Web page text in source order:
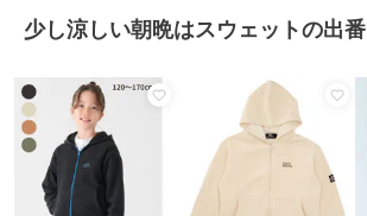
少し涼しい朝晩はスウェットの出番